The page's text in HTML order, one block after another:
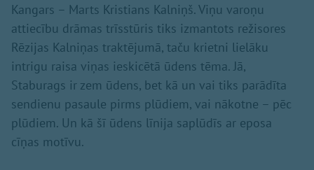
Kangars – Marts Kristians Kalniņš. Viņu varoņu
attiecību drāmas trīsstūris tiks izmantots režisores
Rēzijas Kalniņas traktējumā, taču krietni lielāku
intrigu raisa viņas ieskicētā ūdens tēma. Jā,
Staburags ir zem ūdens, bet kā un vai tiks parādīta
sendienu pasaule pirms plūdiem, vai nākotne – pēc
plūdiem. Un kā šī ūdens līnija saplūdīs ar eposa
cīņas motīvu.